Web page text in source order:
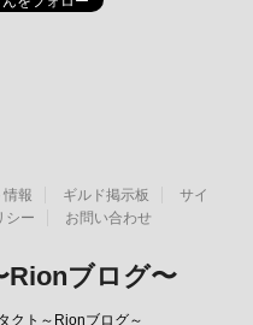
情報 ギルド掲示板
サイ
シー お問い合わせ
Rionブログ〜
クト～Rionブログ～